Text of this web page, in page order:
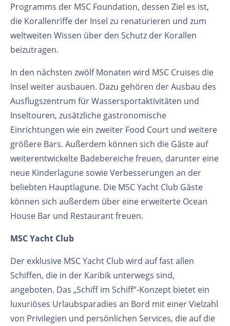
Programms der MSC Foundation, dessen Ziel es ist,
die Korallenriffe der Insel zu renaturieren und zum
weltweiten Wissen über den Schutz der Korallen
beizutragen.
In den nächsten zwölf Monaten wird MSC Cruises die
Insel weiter ausbauen. Dazu gehören der Ausbau des
Ausflugszentrum für Wassersportaktivitäten und
Inseltouren, zusätzliche gastronomische
Einrichtungen wie ein zweiter Food Court und weitere
größere Bars. Außerdem können sich die Gäste auf
weiterentwickelte Badebereiche freuen, darunter eine
neue Kinderlagune sowie Verbesserungen an der
beliebten Hauptlagune. Die MSC Yacht Club Gäste
können sich außerdem über eine erweiterte Ocean
House Bar und Restaurant freuen.
MSC Yacht Club
Der exklusive MSC Yacht Club wird auf fast allen
Schiffen, die in der Karibik unterwegs sind,
angeboten. Das „Schiff im Schiff“-Konzept bietet ein
luxuriöses Urlaubsparadies an Bord mit einer Vielzahl
von Privilegien und persönlichen Services, die auf die